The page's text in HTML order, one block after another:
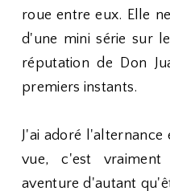
roue entre eux. Elle
d'une mini série sur
réputation de Don
premiers instants.
J'ai adoré
vue, c'est
aventure d'autant